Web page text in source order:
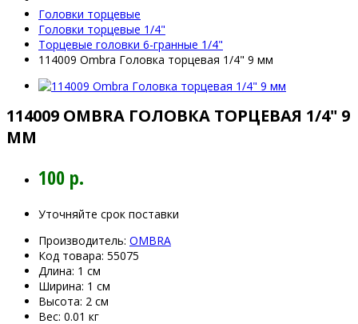
Головки торцевые
Головки торцевые 1/4"
Торцевые головки 6-гранные 1/4"
114009 Ombra Головка торцевая 1/4" 9 мм
114009 OMBRA ГОЛОВКА ТОРЦЕВАЯ 1/4" 9
ММ
100 р.
Уточняйте срок поставки
Производитель: OMBRA
Код товара: 55075
Длина: 1 см
Ширина: 1 см
Высота: 2 см
Вес: 0.01 кг